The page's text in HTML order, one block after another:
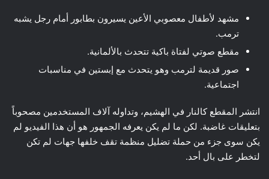
مشهد لأطفال معصوبي الأعين يسيرون بطابور أمام رجل يشبه
ترمب.
مقطع صوتي لفتاة باكية تتحدث بالألمانية.
صور قديمة لترمب وهو يتحدث مع إبستين في مناسبات
اجتماعية.
انتشر المقطع كالنار في الهشيم، وتداوله آلاف المستخدمين مصحوباً
بتعليقات غاضبة. لكن ما لم يكن يعرفه الجمهور هو أن هذا الفيديو لم
يكن سوى جزء من حملة تضليل منظمة تقف خلفها جهات لم تكن
لتخطر على بال أحد.